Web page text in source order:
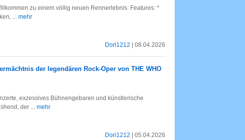
zu einem völlig neuen Rennerlebnis. Features: *
... mehr
Dori1212 | 08.04.2026
der legendären Rock-Oper von THE WHO
exzessives Bühnengebaren und künstlerische
der ... mehr
Dori1212 | 05.04.2026